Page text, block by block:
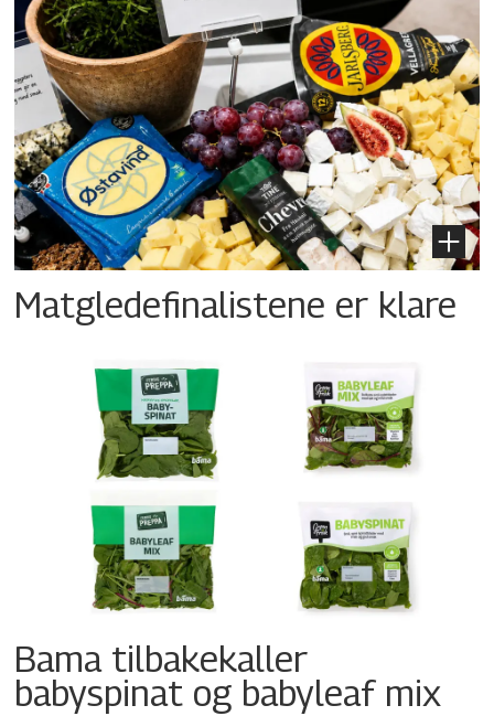
Matgledefinalistene er klare
Bama tilbakekaller
babyspinat og babyleaf mix